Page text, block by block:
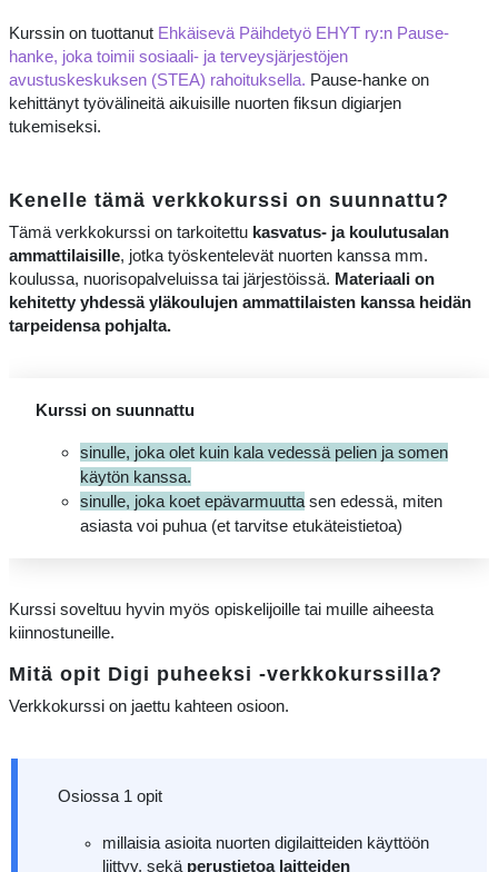
Kurssin on tuottanut Ehkäisevä Päihdetyö EHYT ry:n Pause-
hanke, joka toimii sosiaali- ja terveysjärjestöjen
avustuskeskuksen (STEA) rahoituksella. Pause-hanke on
kehittänyt työvälineitä aikuisille nuorten fiksun digiarjen
tukemiseksi.
Kenelle tämä verkkokurssi on suunnattu?
Tämä verkkokurssi on tarkoitettu kasvatus- ja koulutusalan
ammattilaisille, jotka työskentelevät nuorten kanssa mm.
koulussa, nuorisopalveluissa tai järjestöissä. Materiaali on
kehitetty yhdessä yläkoulujen ammattilaisten kanssa heidän
tarpeidensa pohjalta.
Kurssi on suunnattu
sinulle, joka olet kuin kala vedessä pelien ja somen
käytön kanssa.
sinulle, joka koet epävarmuutta sen edessä, miten
asiasta voi puhua (et tarvitse etukäteistietoa)
Kurssi soveltuu hyvin myös opiskelijoille tai muille aiheesta
kiinnostuneille.
Mitä opit Digi puheeksi -verkkokurssilla?
Verkkokurssi on jaettu kahteen osioon.
Osiossa 1 opit
millaisia asioita nuorten digilaitteiden käyttöön
liittyy, sekä perustietoa laitteiden